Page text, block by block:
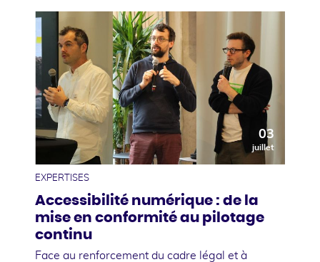
03
juillet
EXPERTISES
Accessibilité numérique : de la
mise en conformité au pilotage
continu
Face au renforcement du cadre légal et à